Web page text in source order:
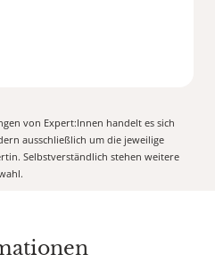
von Expert:Innen handelt es sich
ausschließlich um die jeweilige
Selbstverständlich stehen weitere